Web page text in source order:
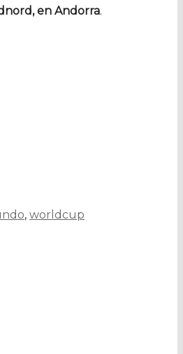
en Andorra.
, worldcup